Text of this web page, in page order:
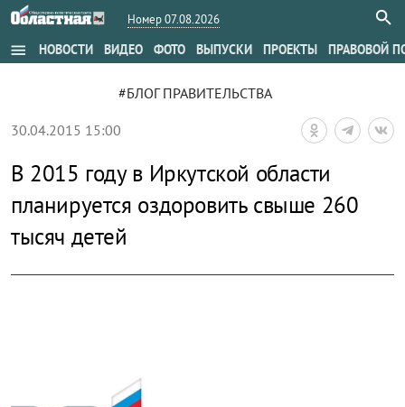
Номер 07.08.2026
menu НОВОСТИ ВИДЕО ФОТО ВЫПУСКИ ПРОЕКТЫ ПРАВОВОЙ
#БЛОГ ПРАВИТЕЛЬСТВА
30.04.2015 15:00
В 2015 году в Иркутской области
планируется оздоровить свыше 260
тысяч детей